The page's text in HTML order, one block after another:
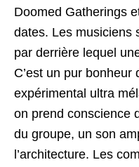
Doomed Gatherings
dates. Les musiciens
par derrière lequel
C’est un pur
expérimental ultra
on prend conscience
du groupe, un son
l’architecture. Les